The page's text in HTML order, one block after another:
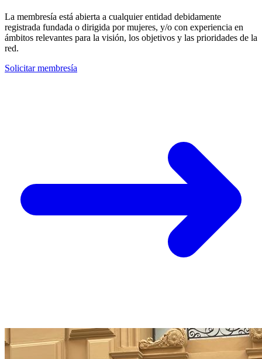
La membresía está abierta a cualquier entidad debidamente
registrada fundada o dirigida por mujeres, y/o con experiencia en
ámbitos relevantes para la visión, los objetivos y las prioridades de la
red.
Solicitar membresía